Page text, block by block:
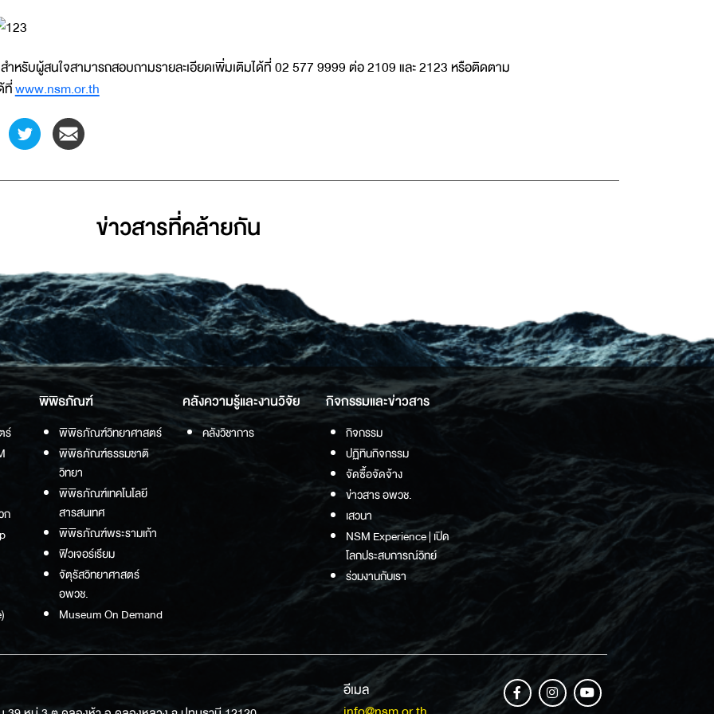
หรับผู้สนใจสามารถสอบถามรายละเอียดเพิ่มเติมได้ที่ 02 577 9999 ต่อ 2109 และ 2123 หรือติดตาม
ที่www.nsm.or.th
ข่าวสารที่่คล้ายกัน
ร์
ก
พิพิธภัณฑ์
พิพิธภัณฑ์วิทยาศาสตร์
พิพิธภัณฑ์ธรรมชาติ
วิทยา
พิพิธภัณฑ์เทคโนโลยี
สารสนเทศ
พิพิธภัณฑ์พระรามเก้า
ฟิวเจอร์เรียม
จัตุรัสวิทยาศาสตร์
อพวช.
Museum On Demand
คลังความรู้และงานวิจัย
คลังวิชาการ
กิจกรรมและข่าวสาร
กิจกรรม
ปฏิทินกิจกรรม
จัดซื้อจัดจ้าง
ข่าวสาร อพวช.
เสวนา
NSM Experience | เปิด
โลกประสบการณ์วิทย์
ร่วมงานกับเรา
อีเมล